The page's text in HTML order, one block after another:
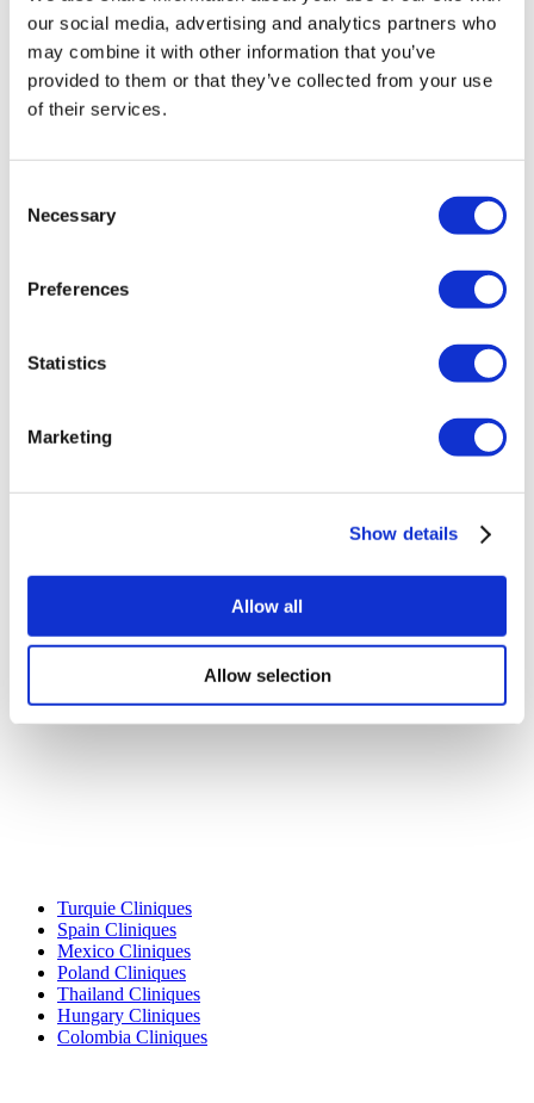
our social media, advertising and analytics partners who
may combine it with other information that you’ve
provided to them or that they’ve collected from your use
of their services.
Selection
Necessary
Preferences
Statistics
Marketing
Show details
Allow all
Allow selection
Destinations (1 Opt. Sélectionnée)
Retour Destinations
Ukraine(1)
Régions
Retour
Kiev(1)
Flymedi
TÜRSAB – Les transactions sur flymedi.com sont gérées par
MIRAC SARA TOURISM, une agence de voyage de
Tous les traitements sont effectués par un établissement de
À propos de Nous
Auteurs & évaluateurs
Carrières
Ajoutez votre clinique
Turquie Cliniques
Spain Cliniques
Mexico Cliniques
Poland Cliniques
Thailand Cliniques
Hungary Cliniques
Colombia Cliniques